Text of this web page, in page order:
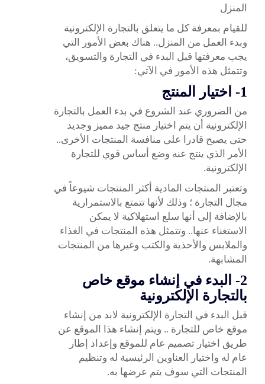
المنزل
للقيام بمعرفة كل ما يتعلق بالتجارة الإلكترونية
وبدء العمل من المنزل.. هناك بعض الأمور التي
يجب معرفتها قبل البدء في التجارة والتسويق،
وتتمثل هذه الأمور في الآتي:
1- اختيار المنتج
من الضروري عند الشروع في بدء العمل بالتجارة
الإلكترونية أن يتم اختيار منتج جيد مميز وجديد
حتى يصبح قادرا على منافسة المنتجات الأخرى..
الأمر الذي ينتج عنه وضع أساس قوي للتجارة
الإلكترونية.
وتعتبر المنتجات المادية أكثر المنتجات شيوعاً في
مجال التجارة ؛ وذلك لأنها تتمتع بالاستمرارية
بالإضافة إلى أنها سلع استهلاكية لا يمكن
الاستغناء عنها.. وتتمثل هذه المنتجات في الغذاء
والملابس والأحذية والكتب وغيرها من المنتجات
المشابهة.
2- البدء في إنشاء موقع خاص
بالتجارة الإلكترونية
قبل البدء في التجارة الإلكترونية لابد من إنشاء
موقع خاص للتجارة .. ويتم إنشاء هذا الموقع عن
طريق اختيار تصميم عام للموقع وإعداد إطار
عام له واختيار العناوين الرئيسية له وتنظيم
المنتجات التي سوف يتم عرضها به.